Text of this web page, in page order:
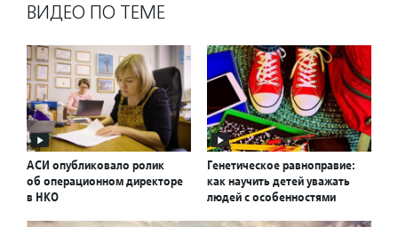
ВИДЕО ПО ТЕМЕ
АСИ опубликовало ролик
об операционном директоре
в НКО
Генетическое равноправие:
как научить детей уважать
людей с особенностями